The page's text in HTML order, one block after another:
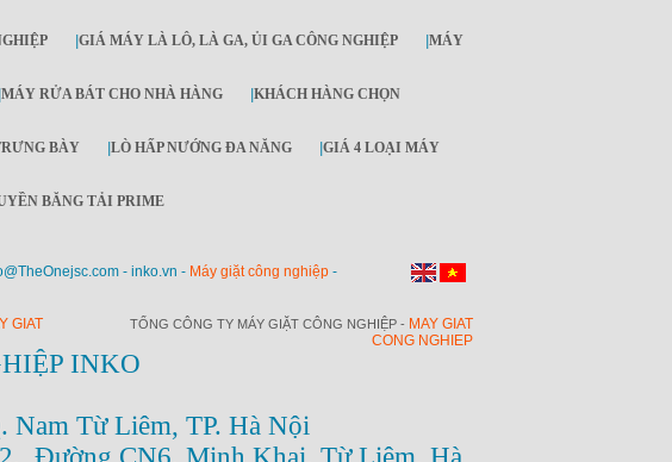
|GIÁ MÁY LÀ LÔ, LÀ GA, ỦI GA CÔNG NGHIỆP |MÁY
|MÁY RỬA BÁT CHO NHÀ HÀNG |KHÁCH HÀNG CHỌN
BÀY |LÒ HẤP NƯỚNG ĐA NĂNG |GIÁ 4 LOẠI MÁY
BĂNG TẢI PRIME
- inko.vn - Máy giặt công nghiệp -
GIAT
TỔNG CÔNG TY MÁY GIẶT CÔNG NGHIỆP - MAY GIAT
CONG NGHIEP
INKO
Từ Liêm, TP. Hà Nội